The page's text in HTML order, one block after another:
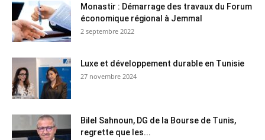
Monastir : Démarrage des travaux du Forum
économique régional à Jemmal
2 septembre 2022
Luxe et développement durable en Tunisie
27 novembre 2024
Bilel Sahnoun, DG de la Bourse de Tunis,
regrette que les...